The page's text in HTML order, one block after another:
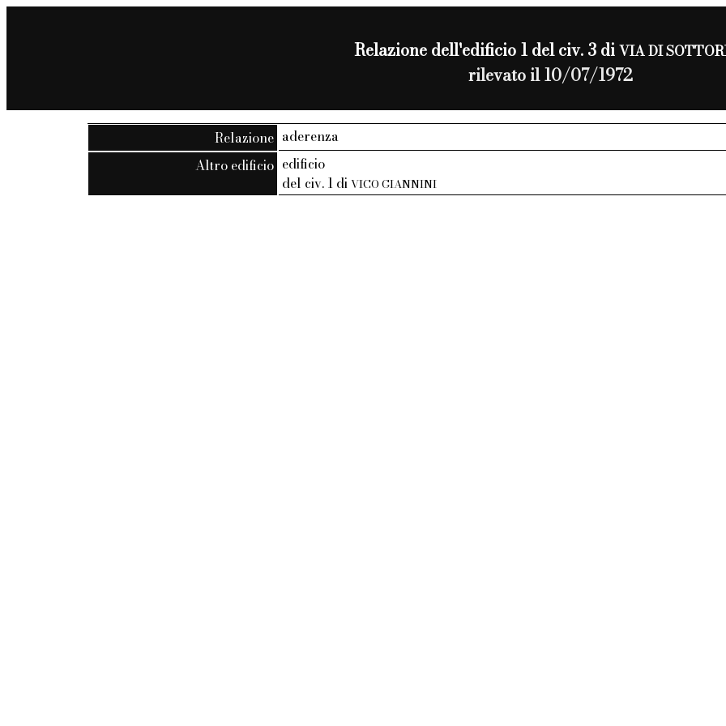
Relazione dell'edificio 1 del civ. 3 diVIA DI
rilevato il 10/07/1972
Relazione aderenza
Altro edificio edificio
del civ. 1 diVICO GIANNINI